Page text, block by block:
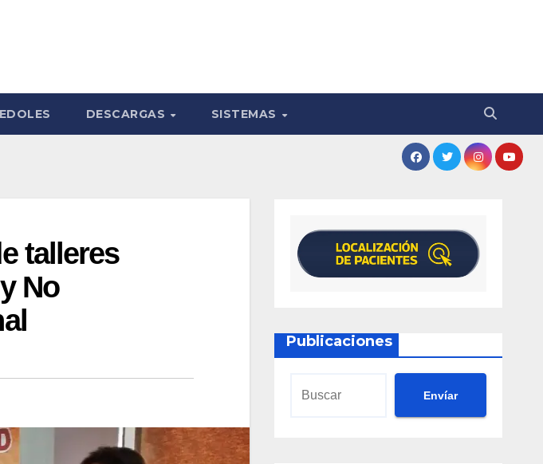
DESCARGAS SISTEMAS
talleres
No
Publicaciones
Envíar